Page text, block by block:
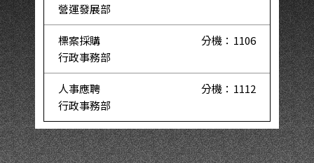
營運發展部
標案採購
行政事務部
分機：1106
人事應聘
行政事務部
分機：1112